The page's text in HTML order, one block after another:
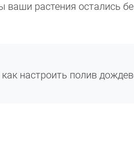
ваши растения остались
настроить полив